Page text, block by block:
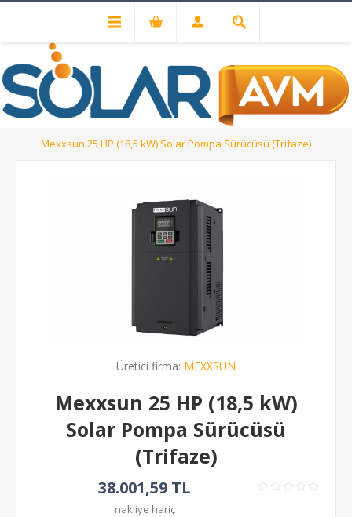
Solar Sulama Sistemleri
Mexxsun 25 HP (18,5 kW) Solar Pompa Sürücüsü (Trifaze)
Üretici firma: MEXXSUN
Mexxsun 25 HP (18,5 kW)
Solar Pompa Sürücüsü
(Trifaze)
38.001,59 TL
nakliye hariç